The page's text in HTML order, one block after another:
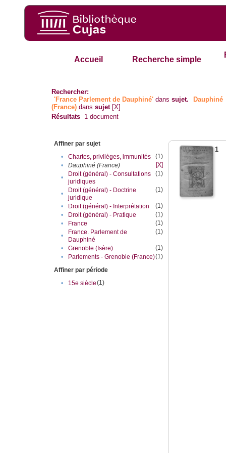
Accueil Recherche simple
Rechercher:
'France Parlement de Dauphiné' danssujet.
Dauphiné
(France) danssujet [X]
Résultats 1 document
Affiner par sujet
•
Chartes, privilèges, immunités
(1)
•
Dauphiné (France)
[X]
•
Droit (général) - Consultations
juridiques
(1)
•
Droit (général) - Doctrine
juridique
(1)
• Droit (général) - Interprétation
(1)
•
Droit (général) - Pratique
(1)
•
France
(1)
•
France. Parlement de
Dauphiné
(1)
• Grenoble (Isère)
(1)
•
Parlements - Grenoble (France)(1)
Affiner par période
•
15e siècle(1)
1